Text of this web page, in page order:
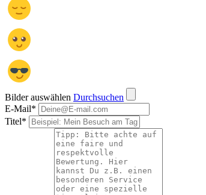
Bilder auswählen Durchsuchen
E-Mail*
Titel*